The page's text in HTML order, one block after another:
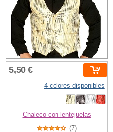
5,50 €
4 colores disponibles
Chaleco con lentejuelas
(7)